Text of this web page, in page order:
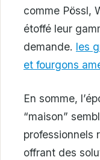
comme Pössl,
étoffé leur
demande. les
et fourgons
En somme,
“maison”
professionnels
offrant des